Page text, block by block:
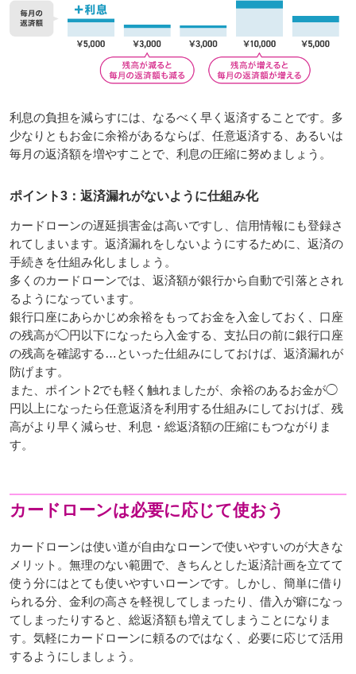
利息の負担を減らすには、なるべく早く返済することです。多
少なりともお金に余裕があるならば、任意返済する、あるいは
毎月の返済額を増やすことで、利息の圧縮に努めましょう。
ポイント3：返済漏れがないように仕組み化
カードローンの遅延損害金は高いですし、信用情報にも登録さ
れてしまいます。返済漏れをしないようにするために、返済の
手続きを仕組み化しましょう。
多くのカードローンでは、返済額が銀行から自動で引落とされ
るようになっています。
銀行口座にあらかじめ余裕をもってお金を入金しておく、口座
の残高が◯円以下になったら入金する、支払日の前に銀行口座
の残高を確認する…といった仕組みにしておけば、返済漏れが
防げます。
また、ポイント2でも軽く触れましたが、余裕のあるお金が◯
円以上になったら任意返済を利用する仕組みにしておけば、残
高がより早く減らせ、利息・総返済額の圧縮にもつながりま
す。
カードローンは必要に応じて使おう
カードローンは使い道が自由なローンで使いやすいのが大きな
メリット。無理のない範囲で、きちんとした返済計画を立てて
使う分にはとても使いやすいローンです。しかし、簡単に借り
られる分、金利の高さを軽視してしまったり、借入が癖になっ
てしまったりすると、総返済額も増えてしまうことになりま
す。気軽にカードローンに頼るのではなく、必要に応じて活用
するようにしましょう。